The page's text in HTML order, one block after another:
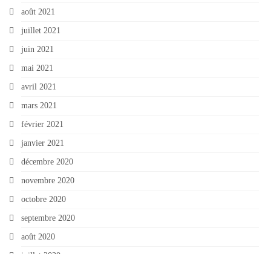
août 2021
juillet 2021
juin 2021
mai 2021
avril 2021
mars 2021
février 2021
janvier 2021
décembre 2020
novembre 2020
octobre 2020
septembre 2020
août 2020